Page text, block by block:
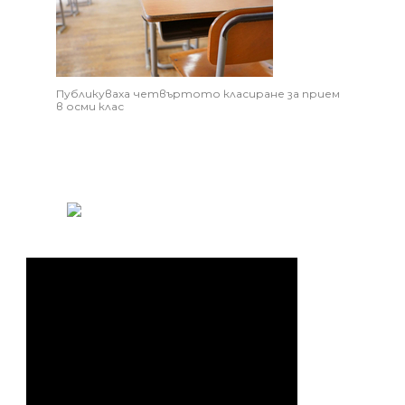
Публикуваха четвъртото класиране за прием
в осми клас